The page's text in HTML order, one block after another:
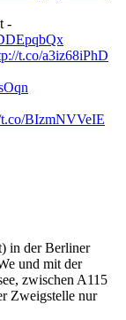
-
t.co/a3iz68iPhD
BIzmNVVeIE
in der Berliner
und mit der
zwischen A115
Zweigstelle nur